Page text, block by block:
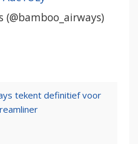
tekent definitief voor